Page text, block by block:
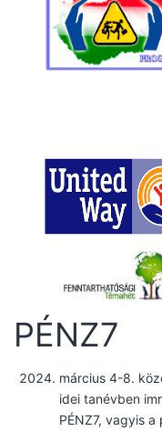
PÉNZ7
március 4-8.
idei tanévben
PÉNZ7, vagyis